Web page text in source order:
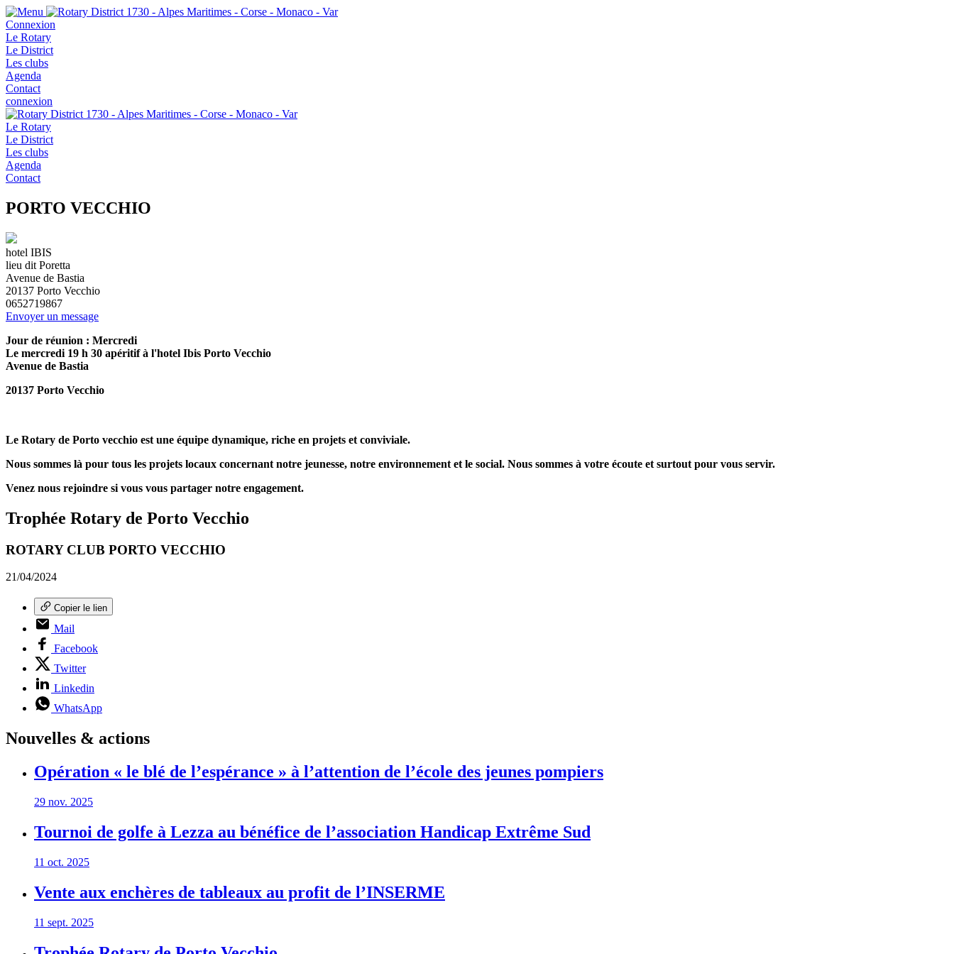
Connexion
Le Rotary
Le District
Les clubs
Agenda
Contact
connexion
Le Rotary
Le District
Les clubs
Agenda
Contact
PORTO VECCHIO
hotel IBIS
lieu dit Poretta
Avenue de Bastia
20137 Porto Vecchio
0652719867
Envoyer un message
Jour de réunion : Mercredi
Le mercredi 19 h 30 apéritif à l'hotel Ibis Porto Vecchio
Avenue de Bastia
20137 Porto Vecchio
Le Rotary de Porto vecchio est une équipe dynamique, riche en projets et conviviale.
Nous sommes là pour tous les projets locaux concernant notre jeunesse, notre environnement et le social. Nous sommes à votre écoute et surtout pour vous servir.
Venez nous rejoindre si vous vous partager notre engagement.
Trophée Rotary de Porto Vecchio
ROTARY CLUB PORTO VECCHIO
21/04/2024
Copier le lien
Mail
Facebook
Twitter
Linkedin
WhatsApp
Nouvelles & actions
Opération « le blé de l’espérance » à l’attention de l’école des jeunes pompiers
29 nov. 2025
Tournoi de golfe à Lezza au bénéfice de l’association Handicap Extrême Sud
11 oct. 2025
Vente aux enchères de tableaux au profit de l’INSERME
11 sept. 2025